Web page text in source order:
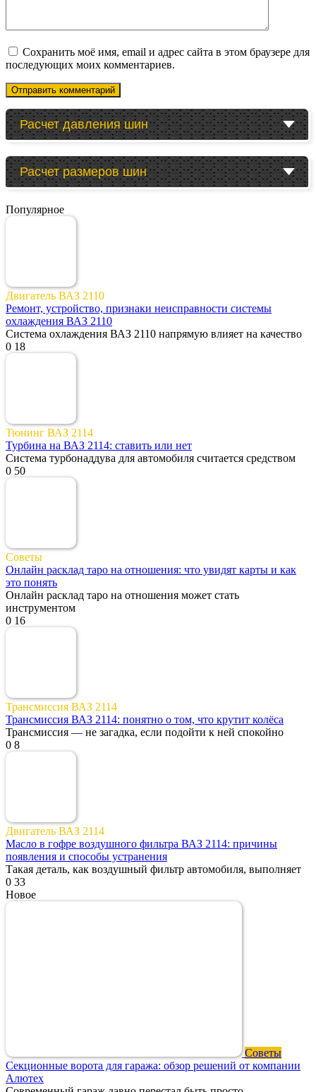
Сохранить моё имя, email и адрес сайта в этом браузере для
последующих моих комментариев.
Расчет давления шин
Расчет размеров шин
Популярное
Двигатель ВАЗ 2110
Ремонт, устройство, признаки неисправности системы
охлаждения ВАЗ 2110
Система охлаждения ВАЗ 2110 напрямую влияет на качество
0 18
Тюнинг ВАЗ 2114
Турбина на ВАЗ 2114: ставить или нет
Система турбонаддува для автомобиля считается средством
0 50
Советы
Онлайн расклад таро на отношения: что увидят карты и как
это понять
Онлайн расклад таро на отношения может стать
инструментом
0 16
Трансмиссия ВАЗ 2114
Трансмиссия ВАЗ 2114: понятно о том, что крутит колёса
Трансмиссия — не загадка, если подойти к ней спокойно
0 8
Двигатель ВАЗ 2114
Масло в гофре воздушного фильтра ВАЗ 2114: причины
появления и способы устранения
Такая деталь, как воздушный фильтр автомобиля, выполняет
0 33
Новое
Советы
Секционные ворота для гаража: обзор решений от компании
Алютех